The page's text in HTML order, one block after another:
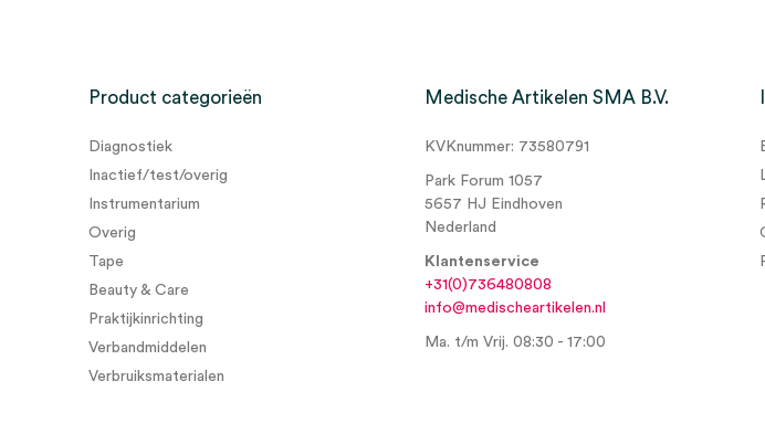
aanbrengkader, 4.4cm x 4.4cm (10)” te beoordelen
Je moetingelogd zijn om een beoordeling te plaatsen.
Product categorieën
Diagnostiek
Inactief/test/overig
Instrumentarium
Overig
Tape
Beauty & Care
Praktijkinrichting
Verbandmiddelen
Verbruiksmaterialen
Medische Artikelen SMA B.V.
KVKnummer: 73580791
Park Forum 1057
5657 HJ Eindhoven
Nederland
Klantenservice
+31(0)736480808
info@medischeartikelen.nl
Ma. t/m Vrij. 08:30 - 17:00